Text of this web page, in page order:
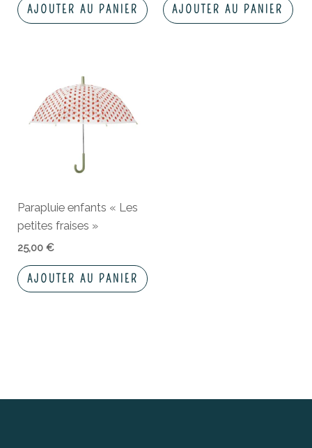
AJOUTER AU PANIER AJOUTER AU PANIER
Parapluie enfants « Les
petites fraises »
25,00€
AJOUTER AU PANIER